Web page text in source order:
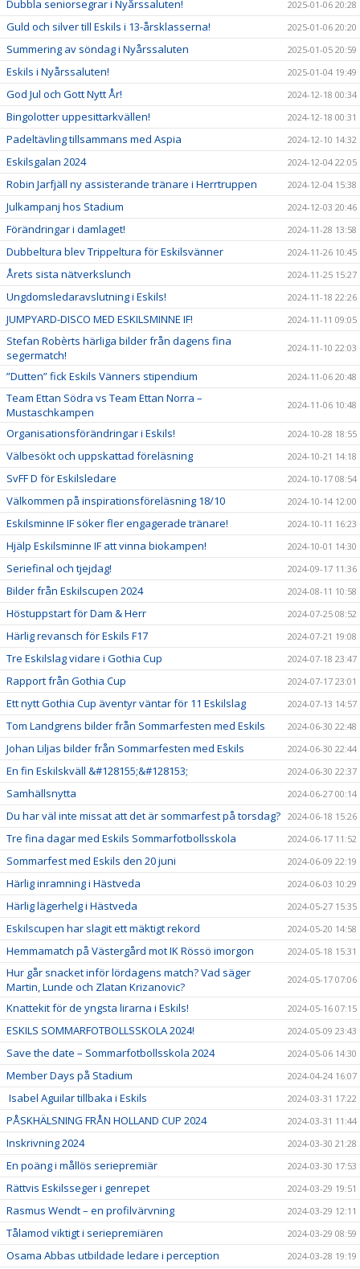
Dubbla seniorsegrar i Nyårssaluten! 2025-01-06 20:28
Guld och silver till Eskils i 13-årsklasserna! 2025-01-06 20:20
Summering av söndag i Nyårssaluten 2025-01-05 20:59
Eskils i Nyårssaluten! 2025-01-04 19:49
God Jul och Gott Nytt År! 2024-12-18 00:34
Bingolotter uppesittarkvällen! 2024-12-18 00:31
Padeltävling tillsammans med Aspia 2024-12-10 14:32
Eskilsgalan 2024 2024-12-04 22:05
Robin Jarfjäll ny assisterande tränare i Herrtruppen 2024-12-04 15:38
Julkampanj hos Stadium 2024-12-03 20:46
Förändringar i damlaget! 2024-11-28 13:58
Dubbeltura blev Trippeltura för Eskilsvänner 2024-11-26 10:45
Årets sista nätverkslunch 2024-11-25 15:27
Ungdomsledaravslutning i Eskils! 2024-11-18 22:26
JUMPYARD-DISCO MED ESKILSMINNE IF! 2024-11-11 09:05
Stefan Robèrts härliga bilder från dagens fina
segermatch!
2024-11-10 22:03
”Dutten” fick Eskils Vänners stipendium 2024-11-06 20:48
Team Ettan Södra vs Team Ettan Norra –
Mustaschkampen
2024-11-06 10:48
Organisationsförändringar i Eskils! 2024-10-28 18:55
Välbesökt och uppskattad föreläsning 2024-10-21 14:18
SvFF D för Eskilsledare 2024-10-17 08:54
Välkommen på inspirationsföreläsning 18/10 2024-10-14 12:00
Eskilsminne IF söker fler engagerade tränare! 2024-10-11 16:23
Hjälp Eskilsminne IF att vinna biokampen! 2024-10-01 14:30
Seriefinal och tjejdag! 2024-09-17 11:36
Bilder från Eskilscupen 2024 2024-08-11 10:58
Höstuppstart för Dam & Herr 2024-07-25 08:52
Härlig revansch för Eskils F17 2024-07-21 19:08
Tre Eskilslag vidare i Gothia Cup 2024-07-18 23:47
Rapport från Gothia Cup 2024-07-17 23:01
Ett nytt Gothia Cup äventyr väntar för 11 Eskilslag 2024-07-13 14:57
Tom Landgrens bilder från Sommarfesten med Eskils 2024-06-30 22:48
Johan Liljas bilder från Sommarfesten med Eskils 2024-06-30 22:44
En fin Eskilskväll &#128155;&#128153; 2024-06-30 22:37
Samhällsnytta 2024-06-27 00:14
Du har väl inte missat att det är sommarfest på torsdag? 2024-06-18 15:26
Tre fina dagar med Eskils Sommarfotbollsskola 2024-06-17 11:52
Sommarfest med Eskils den 20 juni 2024-06-09 22:19
Härlig inramning i Hästveda 2024-06-03 10:29
Härlig lägerhelg i Hästveda 2024-05-27 15:35
Eskilscupen har slagit ett mäktigt rekord 2024-05-20 14:58
Hemmamatch på Västergård mot IK Rössö imorgon 2024-05-18 15:31
Hur går snacket inför lördagens match? Vad säger
Martin, Lunde och Zlatan Krizanovic?
2024-05-17 07:06
Knattekit för de yngsta lirarna i Eskils! 2024-05-16 07:15
ESKILS SOMMARFOTBOLLSSKOLA 2024! 2024-05-09 23:43
Save the date – Sommarfotbollsskola 2024 2024-05-06 14:30
Member Days på Stadium 2024-04-24 16:07
Isabel Aguilar tillbaka i Eskils 2024-03-31 17:22
PÅSKHÄLSNING FRÅN HOLLAND CUP 2024 2024-03-31 11:44
Inskrivning 2024 2024-03-30 21:28
En poäng i mållös seriepremiär 2024-03-30 17:53
Rättvis Eskilsseger i genrepet 2024-03-29 19:51
Rasmus Wendt – en profilvärvning 2024-03-29 12:11
Tålamod viktigt i seriepremiären 2024-03-29 08:59
Osama Abbas utbildade ledare i perception 2024-03-28 19:19